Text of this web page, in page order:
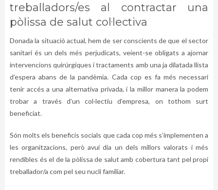
treballadors/es al contractar una
pòlissa de salut col·lectiva
Donada la situació actual, hem de ser conscients de que el sector
sanitari és un dels més perjudicats, veient-se obligats a ajornar
intervencions quirúrgiques i tractaments amb una ja dilatada llista
d’espera abans de la pandèmia. Cada cop es fa més necessari
tenir accés a una alternativa privada, i la millor manera la podem
trobar a través d’un col·lectiu d’empresa, on tothom surt
beneficiat.
Són molts els beneficis socials que cada cop més s’implementen a
les organitzacions, però avui dia un dels millors valorats i més
rendibles és el de la pòlissa de salut amb cobertura tant pel propi
treballador/a com pel seu nucli familiar.